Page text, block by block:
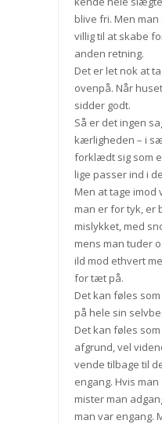
blive fri. Men
villig til at skabe
anden retning.
Det er let nok at
ovenpå. Når
sidder godt.
Så er det ingen
kærligheden – i
forklædt sig som
lige passer ind i
Men at tage imod
man er for tyk, er
mislykket, med
mens man tuder
ild mod ethvert
for tæt på.
Det kan føles
på hele sin
Det kan føles
afgrund, vel
vende tilbage til
engang. Hvis
mister man
man var engang.